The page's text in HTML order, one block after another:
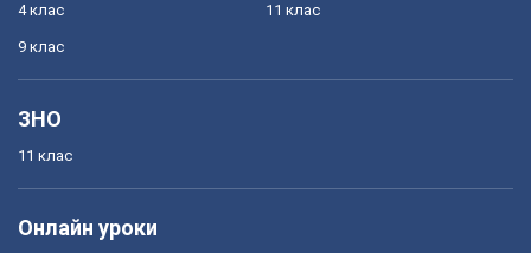
4 клас
9 клас
11 клас
ЗНО
11 клас
Онлайн уроки